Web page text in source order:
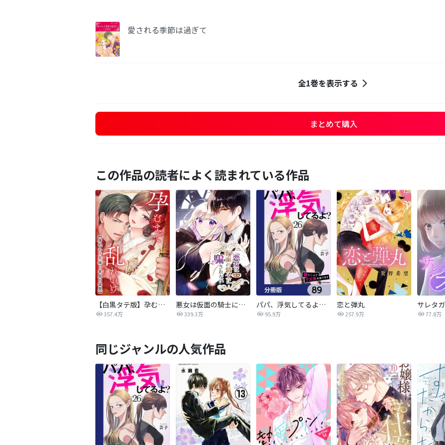
愛される季節は過ぎて
全1巻を表示する
まとめて購入
この作品の読者によく読まれている作品
【白黒タテ版】孕むまで乱れいけ～身代わり花嫁と軍服の猛愛
357.4万
悪女は仮面の騎士に騙されない
339.3万
パパ、浮気してるよ？娘と二人でクズ夫を捨てます【分冊版】
95.9万
恋と弾丸
257.9万 77.8万
同じジャンルの人気作品